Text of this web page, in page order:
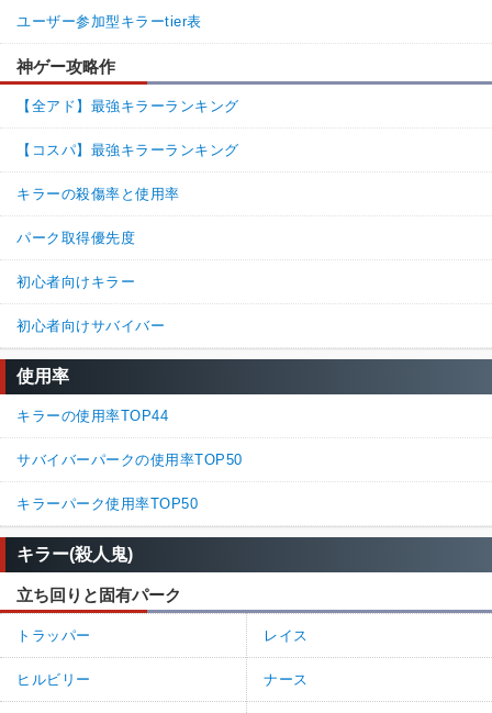
ユーザー参加型キラーtier表
神ゲー攻略作
【全アド】最強キラーランキング
【コスパ】最強キラーランキング
キラーの殺傷率と使用率
パーク取得優先度
初心者向けキラー
初心者向けサバイバー
使用率
キラーの使用率TOP44
サバイバーパークの使用率TOP50
キラーパーク使用率TOP50
キラー(殺人鬼)
立ち回りと固有パーク
トラッパー レイス
ヒルビリー ナース